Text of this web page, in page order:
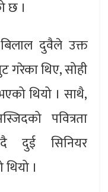
छ ।
दुवैले उक्त
गरेका थिए, सोही
थियो । साथै,
पवित्रता
दुई सिनियर
।